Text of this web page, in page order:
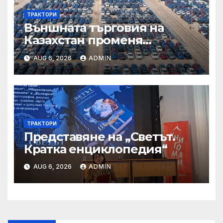
ТРАКТОРИ
Външната търговия на
Казахстан променя
структурата си – шест
тенденции
AUG 6, 2026 ADMIN
ТРАКТОРИ
Представяне на „Светът.
Кратка енциклопедия“
AUG 6, 2026 ADMIN